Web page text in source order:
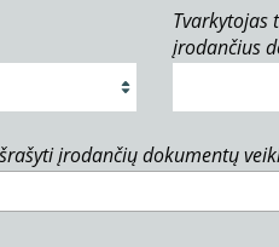
Tvarkytojas
įrodančius
įrodančių dokumentų